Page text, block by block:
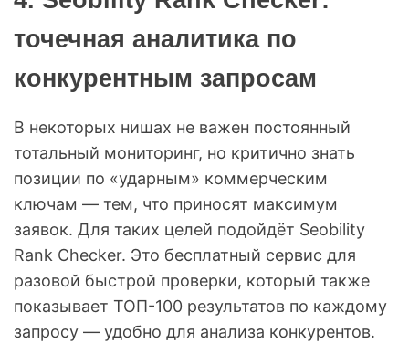
точечная аналитика по
конкурентным запросам
В некоторых нишах не важен постоянный
тотальный мониторинг, но критично знать
позиции по «ударным» коммерческим
ключам — тем, что приносят максимум
заявок. Для таких целей подойдёт Seobility
Rank Checker. Это бесплатный сервис для
разовой быстрой проверки, который также
показывает ТОП-100 результатов по каждому
запросу — удобно для анализа конкурентов.